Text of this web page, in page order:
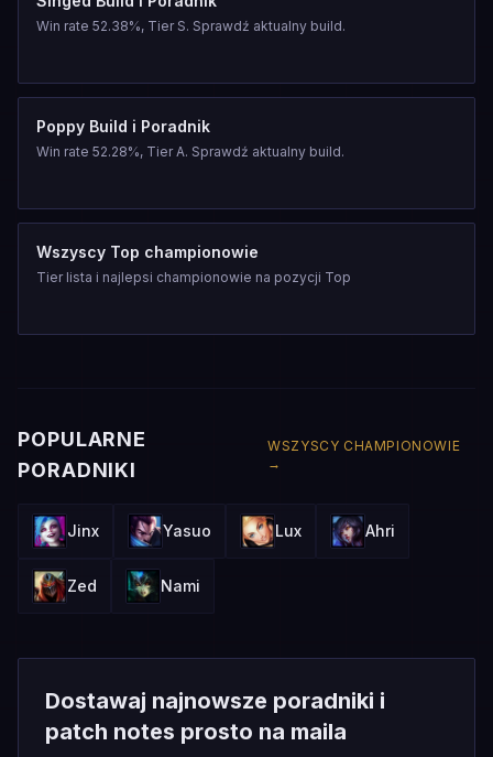
Win rate 52.38%, Tier S. Sprawdź aktualny build.
Poppy Build i Poradnik
Win rate 52.28%, Tier A. Sprawdź aktualny build.
Wszyscy Top championowie
Tier lista i najlepsi championowie na pozycji Top
POPULARNE
PORADNIKI
WSZYSCY CHAMPIONOWIE
→
Jinx Yasuo Lux Ahri
Zed Nami
Dostawaj najnowsze poradniki i
patch notes prosto na maila